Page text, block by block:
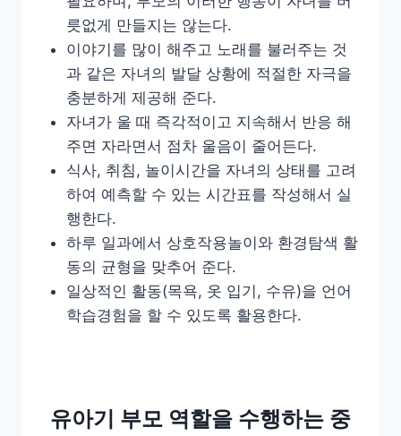
릇없게 만들지는 않는다.
이야기를 많이 해주고 노래를 불러주는 것
과 같은 자녀의 발달 상황에 적절한 자극을
충분하게 제공해 준다.
자녀가 울 때 즉각적이고 지속해서 반응 해
주면 자라면서 점차 울음이 줄어든다.
식사, 취침, 놀이시간을 자녀의 상태를 고려
하여 예측할 수 있는 시간표를 작성해서 실
행한다.
하루 일과에서 상호작용놀이와 환경탐색 활
동의 균형을 맞추어 준다.
일상적인 활동(목욕, 옷 입기, 수유)을 언어
학습경험을 할 수 있도록 활용한다.
유아기 부모 역할을 수행하는 중